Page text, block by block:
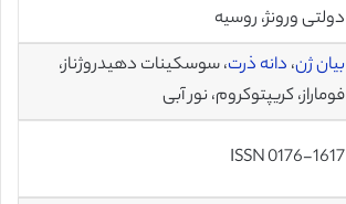
دولتی ورونژ، روسیه
بیان ژن، دانه ذرت، سوسکینات دهیدروژناز،
فوماراز، کریپتوکروم، نور آبی
ISSN 0176-1617